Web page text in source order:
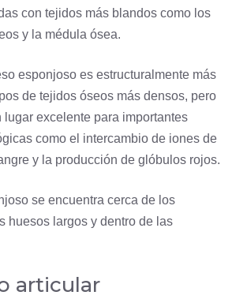
con tejidos más blandos como los
y la médula ósea.
esponjoso es estructuralmente más
de tejidos óseos más densos, pero
lugar excelente para importantes
como el intercambio de iones de
y la producción de glóbulos rojos.
se encuentra cerca de los
huesos largos y dentro de las
articular